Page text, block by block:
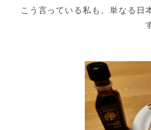
こう言っている私も、単なる日